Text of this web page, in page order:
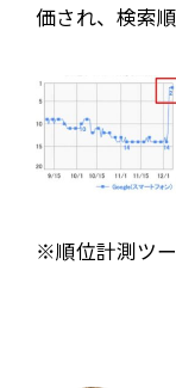
価され、検索
※順位計測ツ